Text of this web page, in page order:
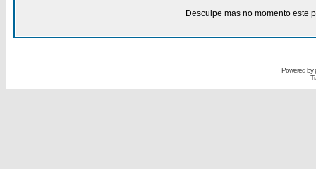
Desculpe mas no momento este
Powered by